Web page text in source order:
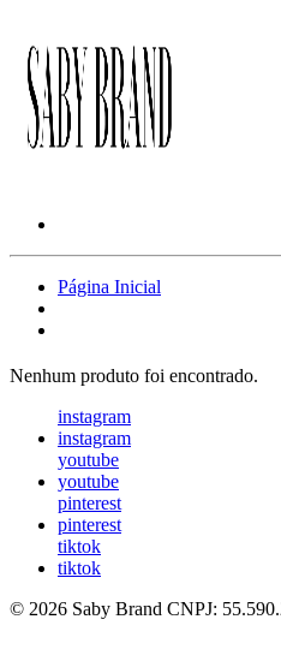
Página Inicial
Nenhum produto foi encontrado.
instagram
instagram
youtube
youtube
pinterest
pinterest
tiktok
tiktok
© 2026 Saby Brand CNPJ: